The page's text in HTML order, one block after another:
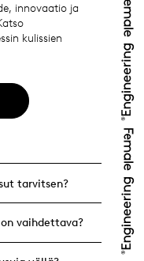
innovaatio ja
kulissien
tarvitsen?
vaihdettava?